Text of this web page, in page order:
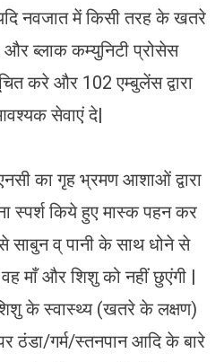
नवजात में किसी तरह के खतरे
ब्लाक कम्युनिटी प्रोसेस
करे और 102 एम्बुलेंस द्वारा
सेवाएं दे|
का गृह भ्रमण आशाओं द्वारा
स्पर्श किये हुए मास्क पहन कर
साबुन व् पानी के साथ धोने से
माँ और शिशु को नहीं छुएंगी |
के स्वास्थ्य (खतरे के लक्षण)
ठंडा/गर्म/स्तनपान आदि के बारे